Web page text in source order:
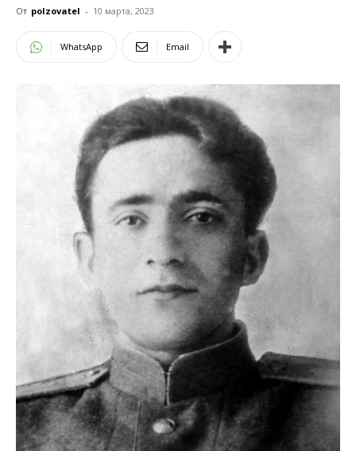
От polzovatel - 10 марта, 2023
WhatsApp Email